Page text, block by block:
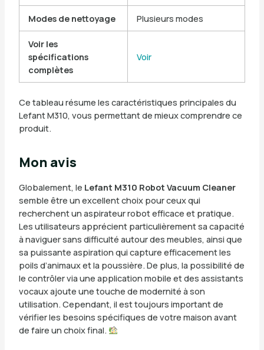
Modes de nettoyage Plusieurs modes
Voir les
spécifications
complètes
Voir
Ce tableau résume les caractéristiques principales du
Lefant M310, vous permettant de mieux comprendre ce
produit.
Mon avis
Globalement, le Lefant M310 Robot Vacuum Cleaner
semble être un excellent choix pour ceux qui
recherchent un aspirateur robot efficace et pratique.
Les utilisateurs apprécient particulièrement sa capacité
à naviguer sans difficulté autour des meubles, ainsi que
sa puissante aspiration qui capture efficacement les
poils d’animaux et la poussière. De plus, la possibilité de
le contrôler via une application mobile et des assistants
vocaux ajoute une touche de modernité à son
utilisation. Cependant, il est toujours important de
vérifier les besoins spécifiques de votre maison avant
de faire un choix final.